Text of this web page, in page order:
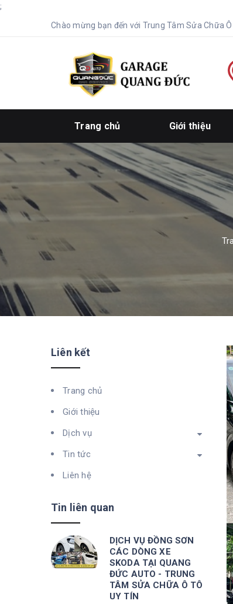
;
Chào mừng bạn đến với Trung Tâm Sửa Chữa
Trang chủ Giới thiệu
Liên kết
Trang chủ
Giới thiệu
Dịch vụ
Tin tức
Liên hệ
Tin liên quan
DỊCH VỤ ĐỒNG SƠN
CÁC DÒNG XE
SKODA TẠI QUANG
ĐỨC AUTO - TRUNG
TÂM SỬA CHỮA Ô TÔ
UY TÍN